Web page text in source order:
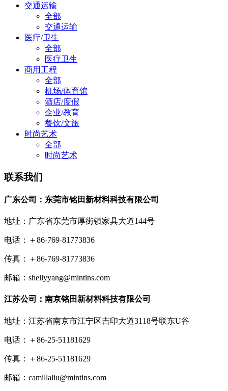
交通运输
全部
交通运输
医疗/卫生
全部
医疗卫生
商用工程
全部
机场/体育馆
酒店/度假
企业/教育
餐饮/文旅
时尚艺术
全部
时尚艺术
联系我们
广东公司：东莞市铭田新材料科技有限公司
地址：广东省东莞市厚街镇家具大道144号
电话：＋86-769-81773836
传真：＋86-769-81773836
邮箱：shellyyang@mintins.com
江苏公司：南京铭田新材料科技有限公司
地址：江苏省南京市江宁区吉印大道3118号联东U谷
电话：＋86-25-51181629
传真：＋86-25-51181629
邮箱：camillaliu@mintins.com